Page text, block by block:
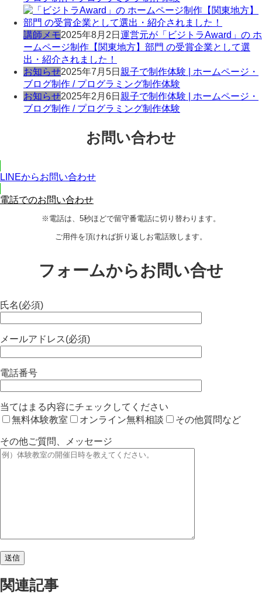
講師メモ2025年8月2日 運営元が「ビジトラAward」の ホ
ームページ制作【関東地方】部門 の受賞企業として選
出・紹介されました！
お知らせ2025年7月5日 親子で制作体験 | ホームページ・
ブログ制作 / プログラミング制作体験
お知らせ2025年2月6日 親子で制作体験 | ホームページ・
ブログ制作 / プログラミング制作体験
お問い合わせ
LINEからお問い合わせ
電話でのお問い合わせ
※電話は、5秒ほどで留守番電話に切り替わります。
ご用件を頂ければ折り返しお電話致します。
フォームからお問い合せ
氏名(必須)
メールアドレス(必須)
電話番号
当てはまる内容にチェックしてください
無料体験教室
オンライン無料相談 その他質問など
その他ご質問、メッセージ
関連記事